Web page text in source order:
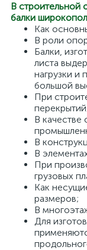
В строительной
балки
Как
В роли
Балки,
листа
нагрузки и
большой
При
В качестве
В
В
При
грузовых
Как
размеров;
В
Для